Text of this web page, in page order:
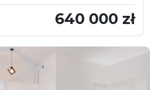
640 000 zł